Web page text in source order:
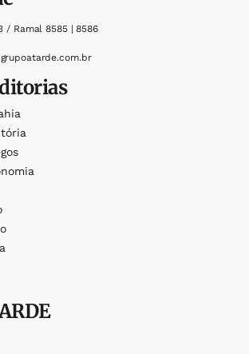
/ Ramal 8585 | 8586